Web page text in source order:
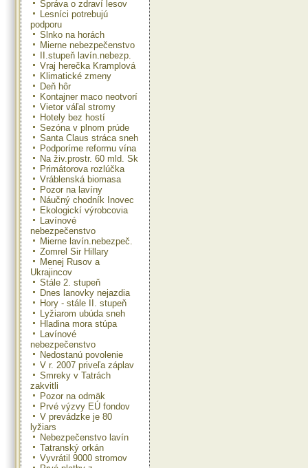
Správa o zdraví lesov
Lesníci potrebujú
podporu
Slnko na horách
Mierne nebezpečenstvo
II.stupeň lavín.nebezp.
Vraj herečka Kramplová
Klimatické zmeny
Deň hôr
Kontajner maco neotvorí
Vietor váľal stromy
Hotely bez hostí
Sezóna v plnom prúde
Santa Claus stráca sneh
Podporíme reformu vína
Na živ.prostr. 60 mld. Sk
Primátorova rozlúčka
Vráblenská biomasa
Pozor na lavíny
Náučný chodník Inovec
Ekologickí výrobcovia
Lavínové
nebezpečenstvo
Mierne lavín.nebezpeč.
Zomrel Sir Hillary
Menej Rusov a
Ukrajincov
Stále 2. stupeň
Dnes lanovky nejazdia
Hory - stále II. stupeň
Lyžiarom ubúda sneh
Hladina mora stúpa
Lavínové
nebezpečenstvo
Nedostanú povolenie
V r. 2007 priveľa záplav
Smreky v Tatrách
zakvitli
Pozor na odmäk
Prvé výzvy EÚ fondov
V prevádzke je 80
lyžiars
Nebezpečenstvo lavín
Tatranský orkán
Vyvrátil 9000 stromov